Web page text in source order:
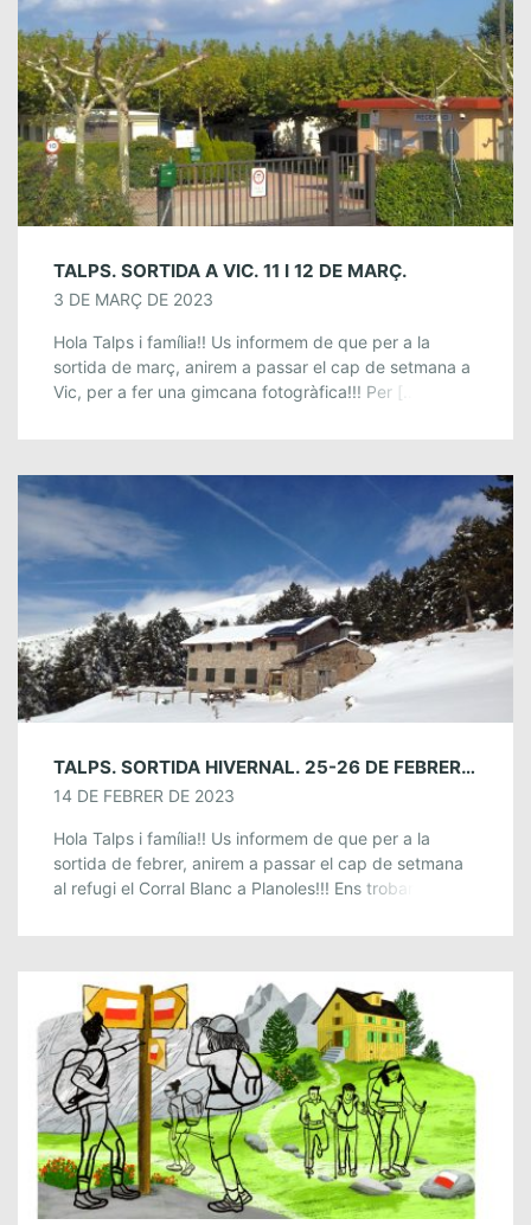
TALPS. SORTIDA A VIC. 11 I 12 DE MARÇ.
3 DE MARÇ DE 2023
Hola Talps i família!! Us informem de que per a la
sortida de març, anirem a passar el cap de setmana a
Vic, per a fer una gimcana fotogràfica!!! Per […]
TALPS. SORTIDA HIVERNAL. 25-26 DE FEBRER A PLANOLES.
14 DE FEBRER DE 2023
Hola Talps i família!! Us informem de que per a la
sortida de febrer, anirem a passar el cap de setmana
al refugi el Corral Blanc a Planoles!!! Ens trobarem […]